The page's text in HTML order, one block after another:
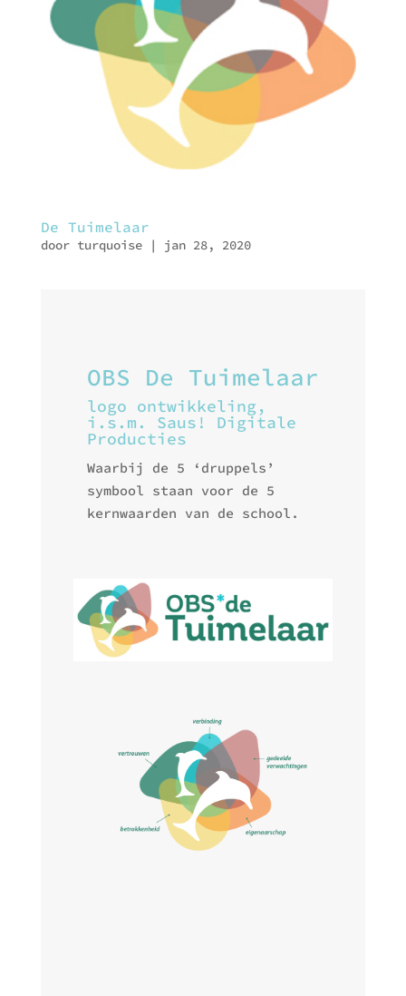
De Tuimelaar
door turquoise| jan 28, 2020
OBS De Tuimelaar
logo ontwikkeling,
i.s.m. Saus! Digitale
Producties
Waarbij de 5 ‘druppels’
symbool staan voor de 5
kernwaarden van de school.